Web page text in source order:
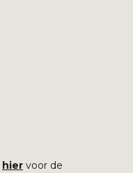
hier voor de